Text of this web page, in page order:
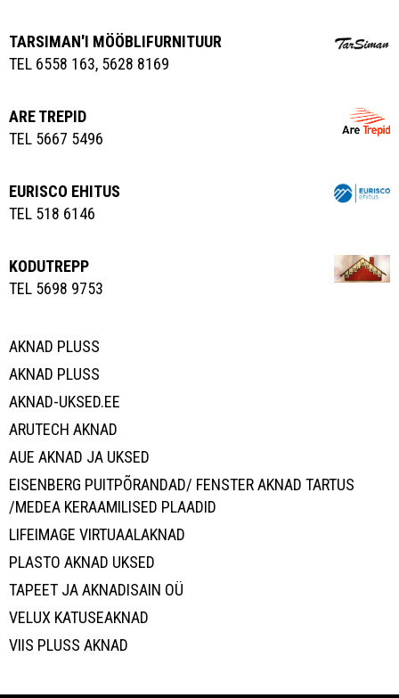
TARSIMAN'I MÖÖBLIFURNITUUR
TEL 6558 163, 5628 8169
ARE TREPID
TEL 5667 5496
EURISCO EHITUS
TEL 518 6146
KODUTREPP
TEL 5698 9753
AKNAD PLUSS
AKNAD PLUSS
AKNAD-UKSED.EE
ARUTECH AKNAD
AUE AKNAD JA UKSED
EISENBERG PUITPÕRANDAD/ FENSTER AKNAD TARTUS
/MEDEA KERAAMILISED PLAADID
LIFEIMAGE VIRTUAALAKNAD
PLASTO AKNAD UKSED
TAPEET JA AKNADISAIN OÜ
VELUX KATUSEAKNAD
VIIS PLUSS AKNAD